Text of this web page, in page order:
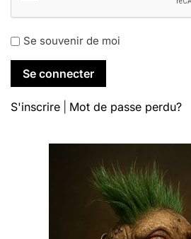
Se souvenir de moi
S'inscrire Mot de passe perdu?